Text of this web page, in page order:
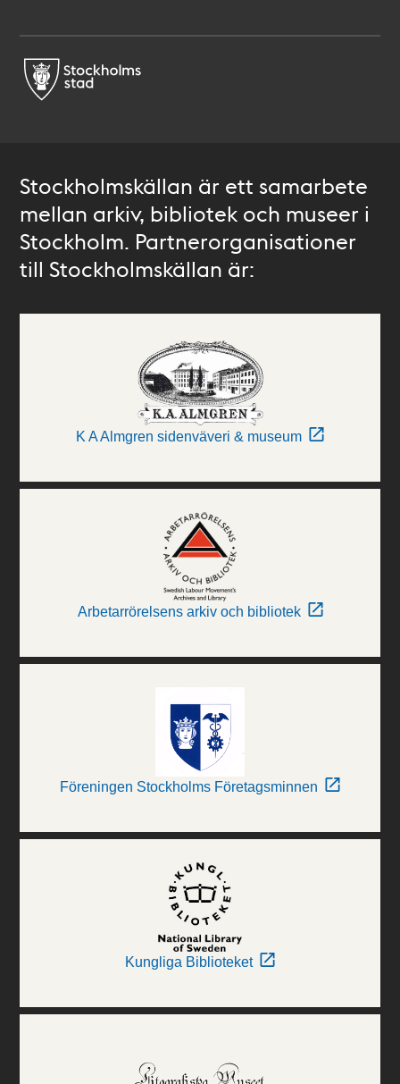
Stockholmskällan är ett samarbete
mellan arkiv, bibliotek och museer i
Stockholm. Partnerorganisationer
till Stockholmskällan är:
K A Almgren sidenväveri & museum
Arbetarrörelsens arkiv och bibliotek
Föreningen Stockholms Företagsminnen
Kungliga Biblioteket